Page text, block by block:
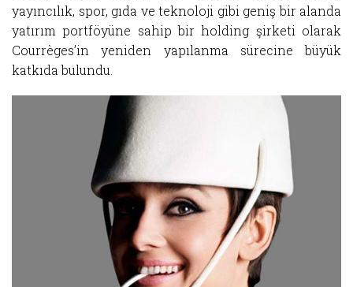
yayıncılık, spor, gıda ve teknoloji gibi geniş bir alanda
yatırım portföyüne sahip bir holding şirketi olarak
Courrèges’in yeniden yapılanma sürecine büyük
katkıda bulundu.